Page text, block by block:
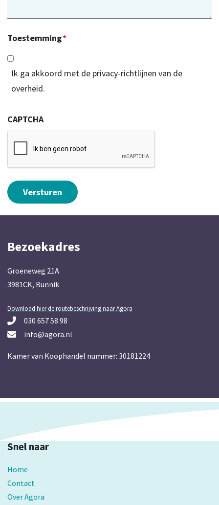
Toestemming*
Ik ga akkoord met de privacy-richtlijnen van de
overheid.
CAPTCHA
Bezoekadres
Groeneweg 21A
3981CK, Bunnik
Download hier de routebeschrijving naar Agora
030 657 58 98
info@agora.nl
Kamer van Koophandel nummer: 30181224
Snel naar
Home
Contact
Over Agora